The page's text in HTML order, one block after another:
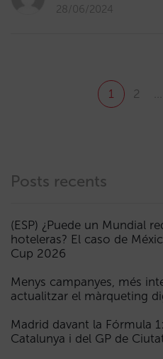
28/06/2024
1 2
Posts recents
(ESP) ¿Puede un Mundial
hoteleras? El caso de
Cup 2026
Menys campanyes, més
actualitzar el màrqueting
Madrid davant la Fórmula
Catalunya i del GP de